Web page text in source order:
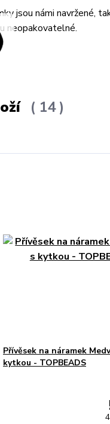
jsou námi navržené,
neopakovatelné.
14
Přívěsek na náramek
kytkou - TOPBEADS